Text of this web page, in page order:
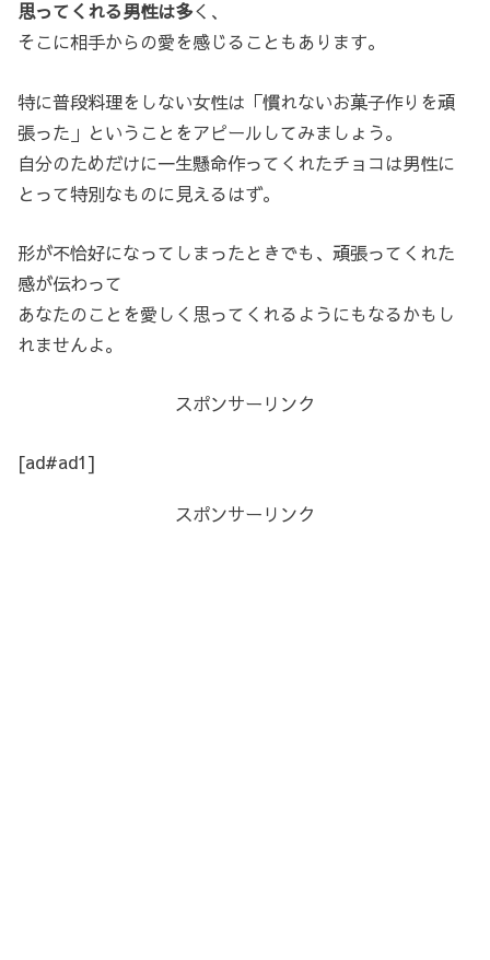
思ってくれる男性は多く、
そこに相手からの愛を感じることもあります。
特に普段料理をしない女性は「慣れないお菓子作りを頑
張った」ということをアピールしてみましょう。
自分のためだけに一生懸命作ってくれたチョコは男性に
とって特別なものに見えるはず。
形が不恰好になってしまったときでも、頑張ってくれた
感が伝わって
あなたのことを愛しく思ってくれるようにもなるかもし
れませんよ。
スポンサーリンク
[ad#ad1]
スポンサーリンク